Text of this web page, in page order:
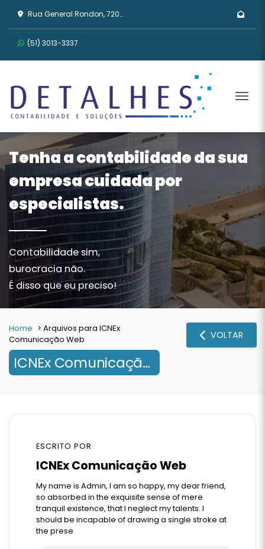
Rua General Rondon, 720 - Tristeza, Porto Alegre/RS
(51) 3013-3337
Tenha a contabilidade da sua
empresa cuidada por
especialistas.
Contabilidade sim,
burocracia não.
É disso que eu preciso!
Home > Arquivos para ICNEx
Comunicação Web
ICNEx Comunicação Web
VOLTAR
ESCRITO POR
ICNEx Comunicação Web
My name is Admin, I am so happy, my dear friend,
so absorbed in the exquisite sense of mere
tranquil existence, that I neglect my talents. I
should be incapable of drawing a single stroke at
the prese